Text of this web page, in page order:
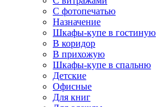
С фотопечатью
Назначение
Шкафы-купе в гостиную
В коридор
В прихожую
Шкафы-купе в спальню
Детские
Офисные
Для книг